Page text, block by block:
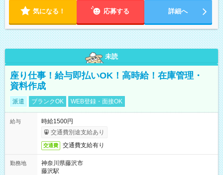
気になる！ 応募する 詳細へ
未読
座り仕事！給与即払いOK！高時給！在庫管理・
資料作成
派遣 ブランクOK WEB登録・面接OK
給与
時給1500円
交通費別途支給あり
交通費 交通費支給有り
勤務地
神奈川県藤沢市
藤沢駅